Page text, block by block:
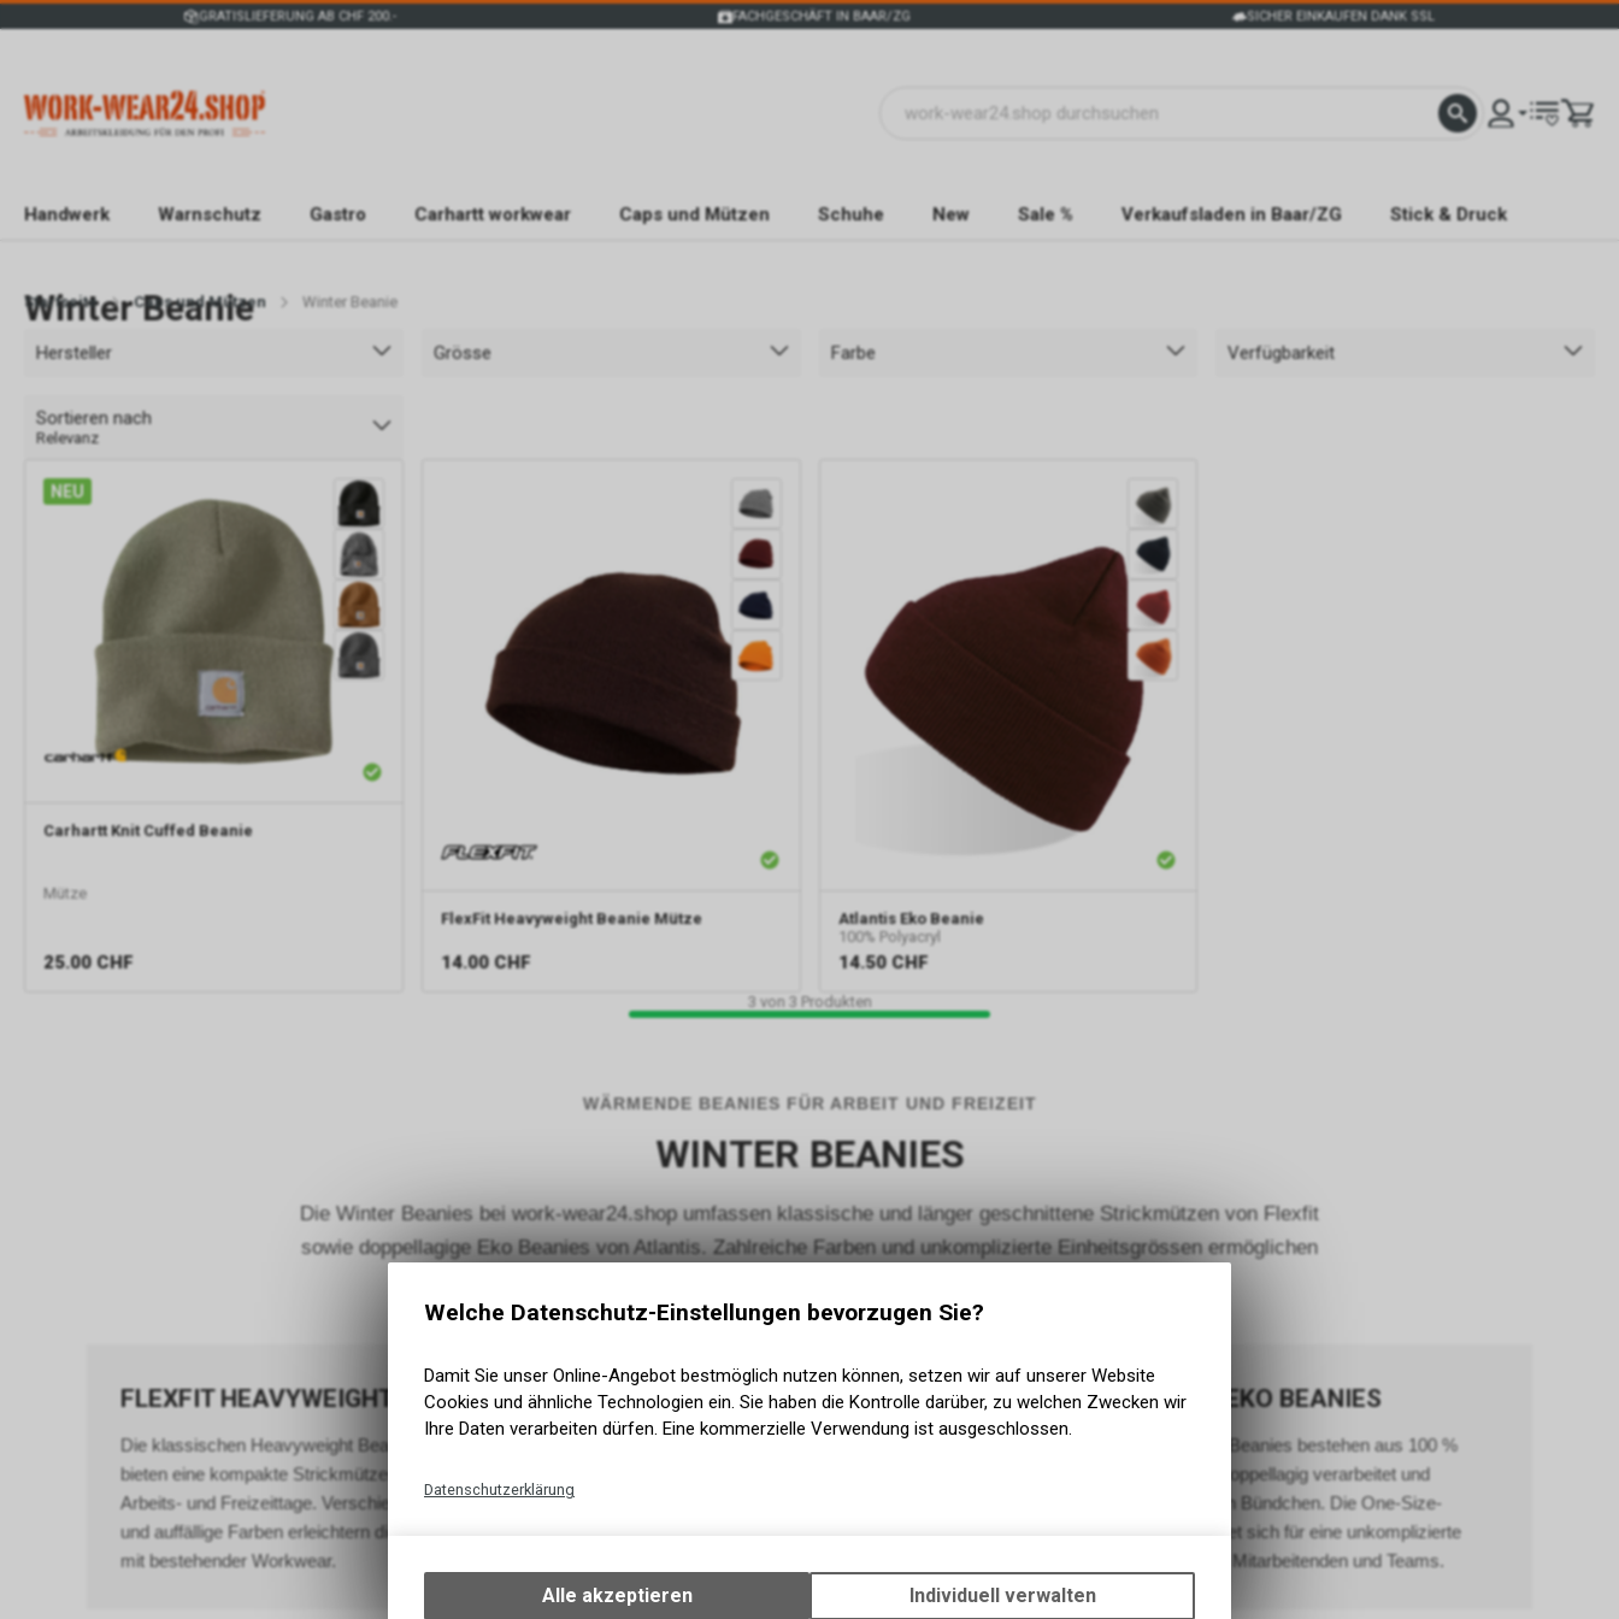
GRATISLIEFERUNG AB CHF 200.- FACHGESCHÄFT IN BAAR/ZG SICHER EINKAUFEN DANK SSL
Handwerk Warnschutz Gastro Carhartt workwear Caps und Mützen Schuhe New Sale % Verkaufsladen in Baar/ZG Stick & Druck
Startseite Caps und Mützen Winter Beanie
Winter Beanie
Hersteller Grösse Farbe Verfügbarkeit
Sortieren nach
Relevanz
NEU
Carhartt Knit Cuffed Beanie
Mütze
25.00 CHF
FlexFit Heavyweight Beanie Mütze
14.00 CHF
Atlantis Eko Beanie
100% Polyacryl
14.50 CHF
3 von 3 Produkten
WÄRMENDE BEANIES FÜR ARBEIT UND FREIZEIT
WINTER BEANIES
Die Winter Beanies bei work-wear24.shop umfassen klassische und länger geschnittene Strickmützen von Flexfit
sowie doppellagige Eko Beanies von Atlantis. Zahlreiche Farben und unkomplizierte Einheitsgrössen ermöglichen
FLEXFIT HEAVYWEIGHT BEANIES
Die klassischen Heavyweight Beanies von Flexfit
bieten eine kompakte Strickmützenform für kühle
Arbeits- und Freizeittage. Verschiedene gedeckte
und auffällige Farben erleichtern die Kombination
mit bestehender Workwear.
HEAVYWEIGHT LONG BEANIES
Die länger geschnittenen Flexfit Long Beanies
ATLANTIS EKO BEANIES
Die Atlantis Eko Beanies bestehen aus 100 %
Polyacryl, sind doppellagig verarbeitet und
verfügen über ein Bündchen. Die One-Size-
Ausführung eignet sich für eine unkomplizierte
Ausstattung von Mitarbeitenden und Teams.
Welche Datenschutz-Einstellungen bevorzugen Sie?
Damit Sie unser Online-Angebot bestmöglich nutzen können, setzen wir auf unserer Website
Cookies und ähnliche Technologien ein. Sie haben die Kontrolle darüber, zu welchen Zwecken wir
Ihre Daten verarbeiten dürfen. Eine kommerzielle Verwendung ist ausgeschlossen.
Datenschutzerklärung
Ihrem Gerät, um die grundlegenden Funktionen unseres Online-Angebots, wie die
Verwendung des Warenkorbs, zu ermöglichen. Bitte beachten Sie, dass die
Alle akzeptieren Individuell verwalten